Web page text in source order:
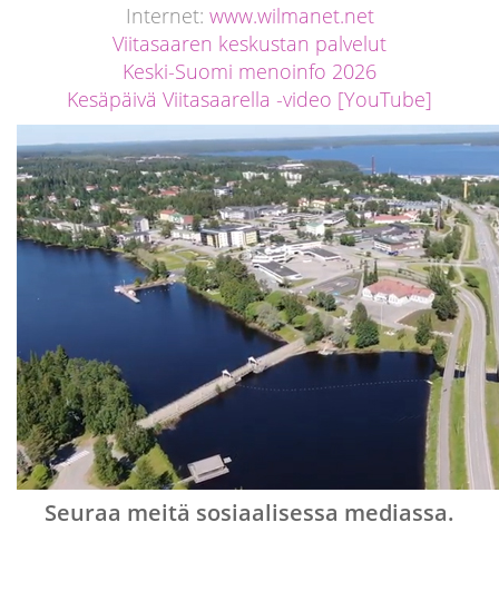
Internet: www.wilmanet.net
Viitasaaren keskustan palvelut
Keski-Suomi menoinfo 2026
Kesäpäivä Viitasaarella -video [YouTube]
Seuraa meitä sosiaalisessa mediassa.